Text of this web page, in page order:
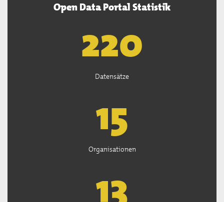
Open Data Portal Statistik
222
Datensätze
15
Organisationen
13